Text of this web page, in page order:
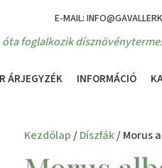
E-MAIL:
foglalkozik
ÁRJEGYZÉK INFORMÁCIÓ
Kezdőlap /Díszfák/ Morus